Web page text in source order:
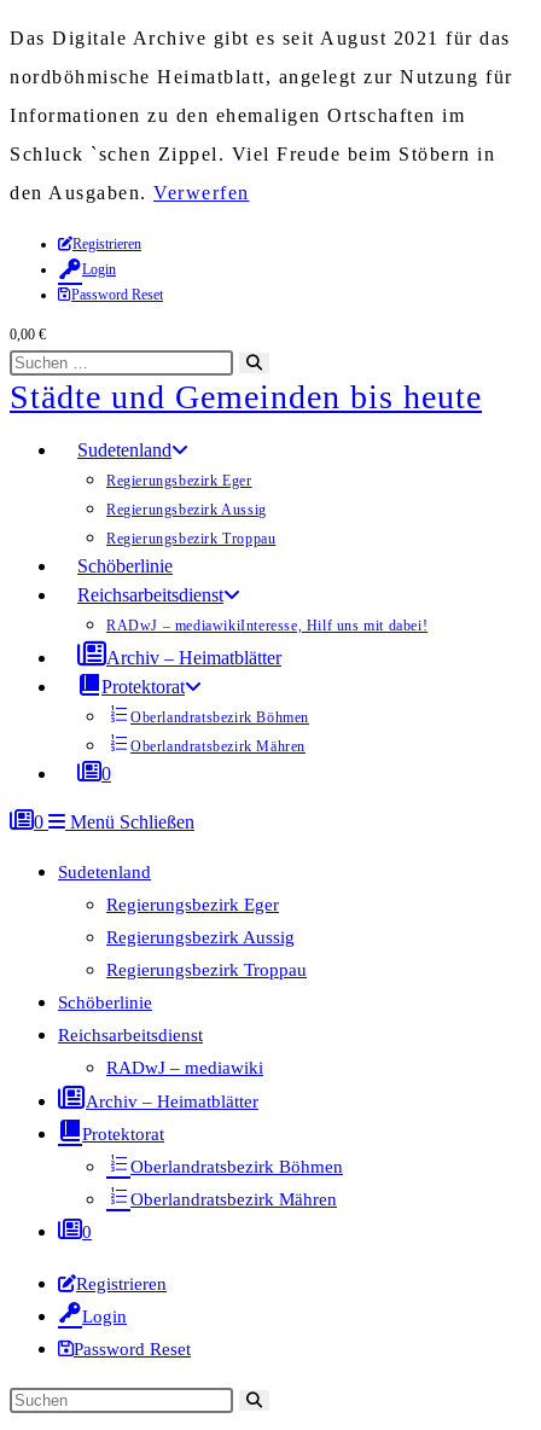
Das Digitale Archive gibt es seit August 2021 für das
nordböhmische Heimatblatt, angelegt zur Nutzung für
Informationen zu den ehemaligen Ortschaften im
Schluck `schen Zippel. Viel Freude beim Stöbern in
den Ausgaben. Verwerfen
Zum
Inhalt
springen
Registrieren
Login
Password Reset
0,00 €
Diese
Website
durchsuchen
starten
Städte und Gemeinden bis heute
Sudetenland
Regierungsbezirk Eger
Regierungsbezirk Aussig
Regierungsbezirk Troppau
Schöberlinie
Reichsarbeitsdienst
RADwJ – mediawikiInteresse, Hilf uns mit dabei!
Archiv – Heimatblätter
Protektorat
Oberlandratsbezirk Böhmen
Oberlandratsbezirk Mähren
0
0 Menü Schließen
Sudetenland
Regierungsbezirk Eger
Regierungsbezirk Aussig
Regierungsbezirk Troppau
Schöberlinie
Reichsarbeitsdienst
RADwJ – mediawiki
Archiv – Heimatblätter
Protektorat
Oberlandratsbezirk Böhmen
Oberlandratsbezirk Mähren
0
Registrieren
Login
Password Reset
Diese